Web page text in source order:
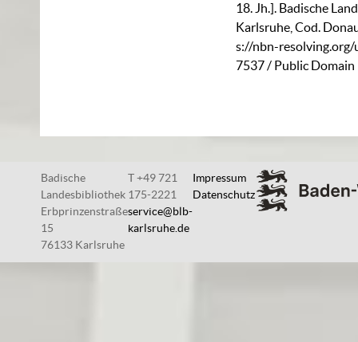
18. Jh.]. Badische
Karlsruhe,Cod.
s://nbn-
7537/ Public Domain
Badische
Landesbibliothek
Erbprinzenstraße
15
76133 Karlsruhe
T +49 721
175-2221
service@blb-
karlsruhe.de
Impressum
Datenschutz